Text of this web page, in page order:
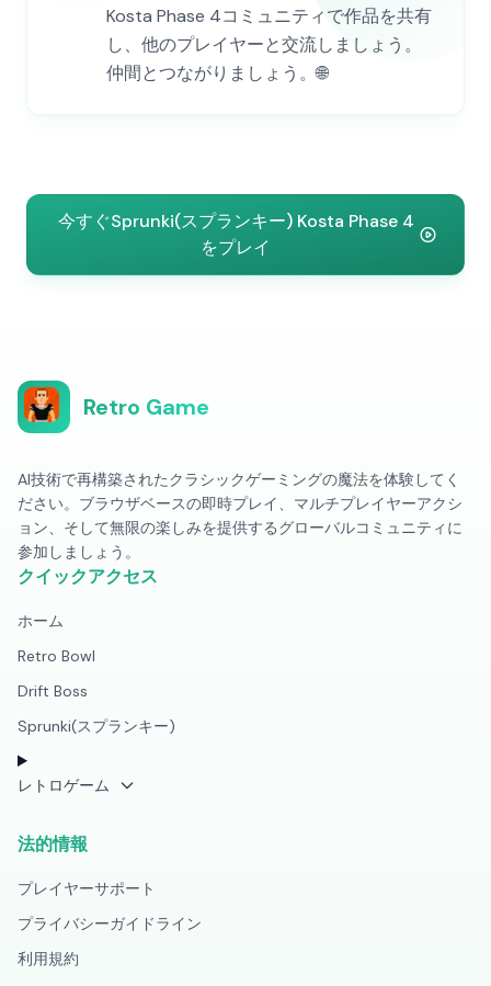
Kosta Phase 4コミュニティで作品を共有
し、他のプレイヤーと交流しましょう。
仲間とつながりましょう。🌐
今すぐSprunki(スプランキー) Kosta Phase 4
をプレイ
Retro Game
AI技術で再構築されたクラシックゲーミングの魔法を体験してく
ださい。ブラウザベースの即時プレイ、マルチプレイヤーアクシ
ョン、そして無限の楽しみを提供するグローバルコミュニティに
参加しましょう。
クイックアクセス
ホーム
Retro Bowl
Drift Boss
Sprunki(スプランキー)
レトロゲーム
法的情報
プレイヤーサポート
プライバシーガイドライン
利用規約